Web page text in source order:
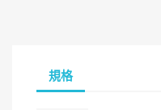
規格